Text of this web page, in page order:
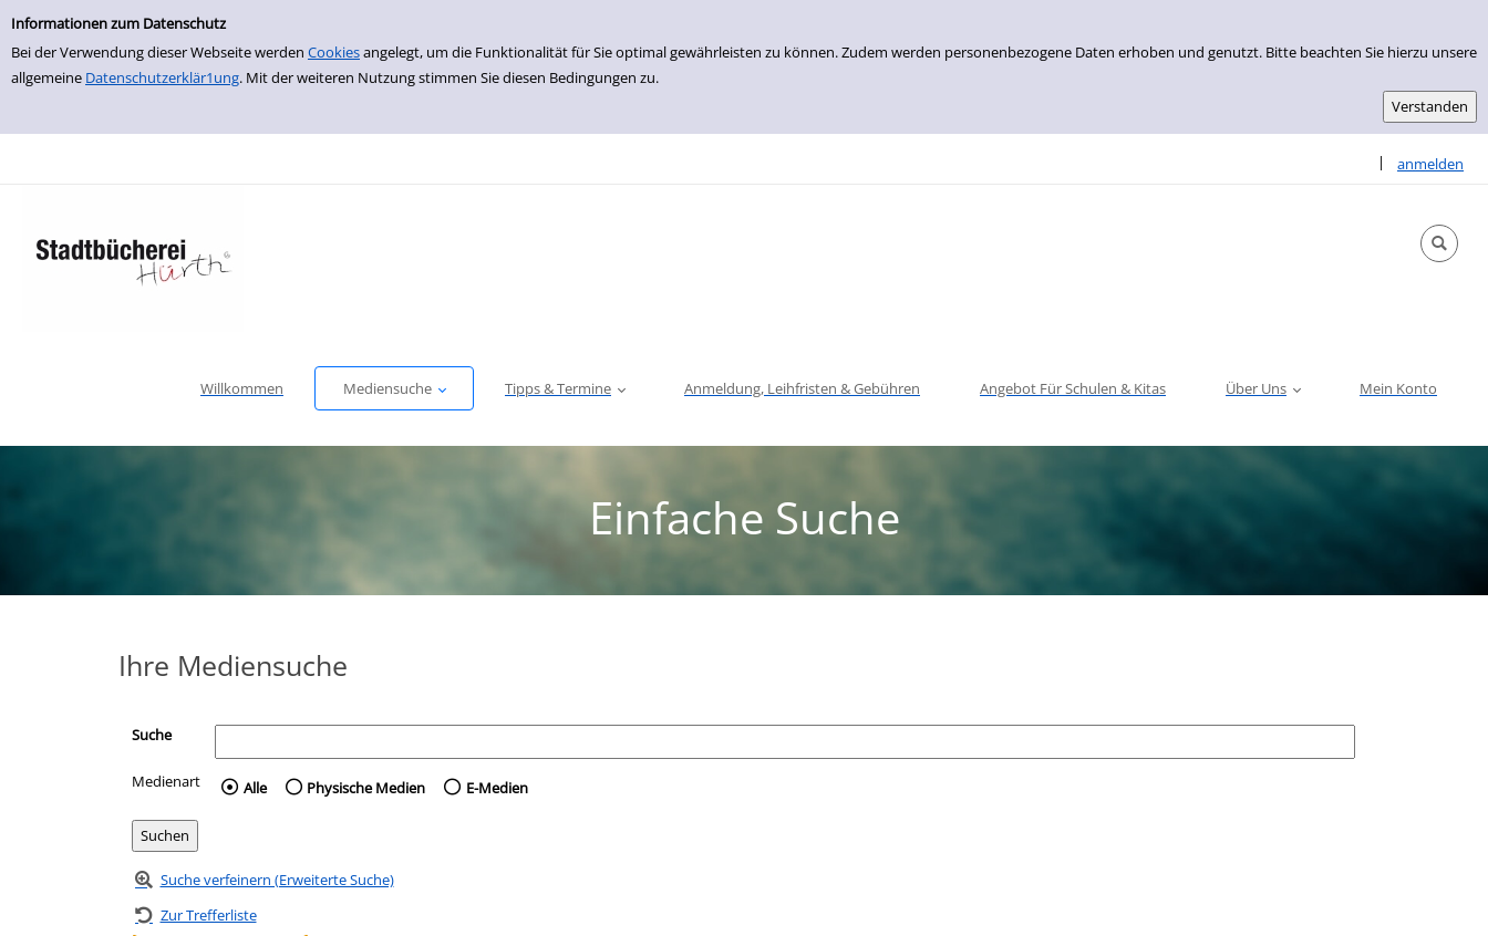
Einfache Suche
Informationen zum Datenschutz
Bei der Verwendung dieser Webseite werden Cookiesangelegt, um die Funktionalität für Sie optimal gewährleisten zu können. Zudem werden personenbezogene Daten erhoben und genutzt. Bitte beachten Sie hierzu unsere
allgemeine Datenschutzerklär1ung. Mit der weiteren Nutzung stimmen Sie diesen Bedingungen zu.
zur Navigation springen
zum Inhalt springen
Zur Detailanzeige springen
| anmelden
Sprache
Willkommen Mediensuche Tipps & Termine Anmeldung, Leihfristen & Gebühren Angebot Für Schulen & Kitas Über Uns Mein Konto
Einfache Suche
Ihre Mediensuche
Suche
Medienart Wählen Sie die Medienart nach der Sie suchen wollen.
Alle Physische Medien E-Medien
Suche verfeinern (Erweiterte Suche)
Zur Trefferliste